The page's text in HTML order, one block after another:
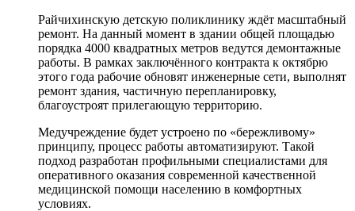
Райчихинскую детскую поликлинику ждёт масштабный
ремонт. На данный момент в здании общей площадью
порядка 4000 квадратных метров ведутся демонтажные
работы. В рамках заключённого контракта к октябрю
этого года рабочие обновят инженерные сети, выполнят
ремонт здания, частичную перепланировку,
благоустроят прилегающую территорию.
Медучреждение будет устроено по «бережливому»
принципу, процесс работы автоматизируют. Такой
подход разработан профильными специалистами для
оперативного оказания современной качественной
медицинской помощи населению в комфортных
условиях.